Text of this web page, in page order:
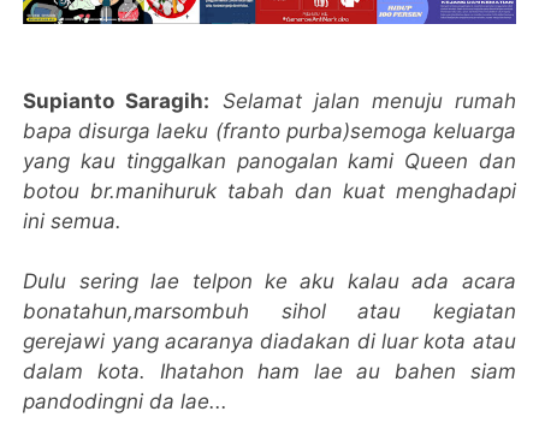
Supianto Saragih: Selamat jalan menuju rumah
bapa disurga laeku (franto purba)semoga keluarga
yang kau tinggalkan panogalan kami Queen dan
botou br.manihuruk tabah dan kuat menghadapi
ini semua.
Dulu sering lae telpon ke aku kalau ada acara
bonatahun,marsombuh sihol atau kegiatan
gerejawi yang acaranya diadakan di luar kota atau
dalam kota. Ihatahon ham lae au bahen siam
pandodingni da lae...